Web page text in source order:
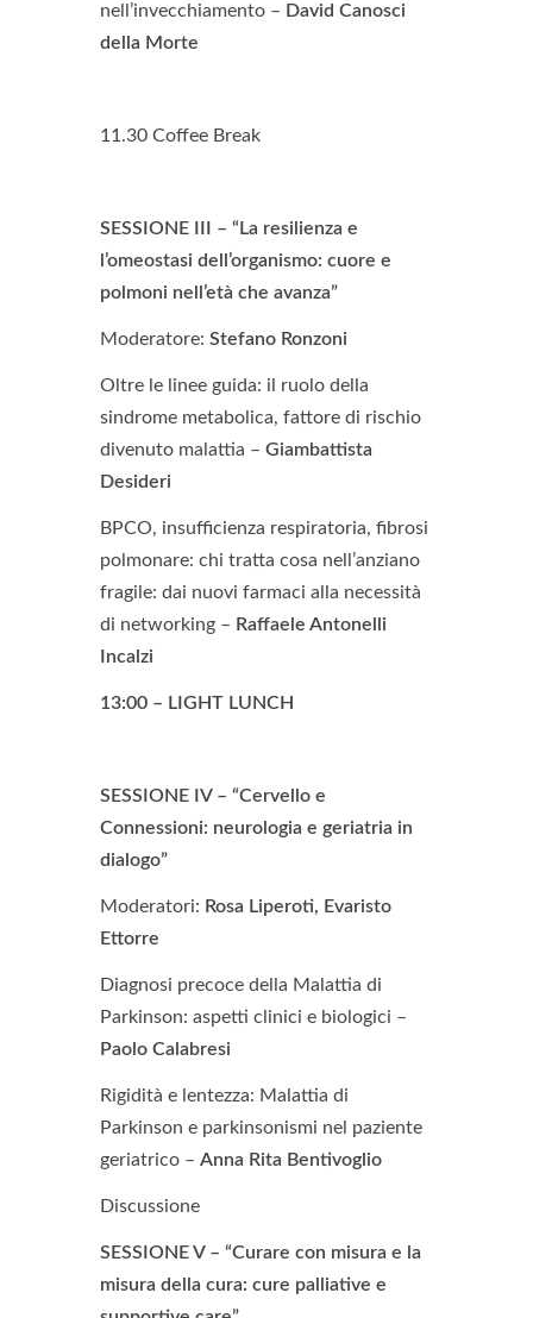
nell’invecchiamento – David Canosci
della Morte
11.30 Coffee Break
SESSIONE III – “La resilienza e
l’omeostasi dell’organismo: cuore e
polmoni nell’età che avanza”
Moderatore: Stefano Ronzoni
Oltre le linee guida: il ruolo della
sindrome metabolica, fattore di rischio
divenuto malattia – Giambattista
Desideri
BPCO, insufficienza respiratoria, fibrosi
polmonare: chi tratta cosa nell’anziano
fragile: dai nuovi farmaci alla necessità
di networking – Raffaele Antonelli
Incalzi
13:00 – LIGHT LUNCH
SESSIONE IV – “Cervello e
Connessioni: neurologia e geriatria in
dialogo”
Moderatori: Rosa Liperoti, Evaristo
Ettorre
Diagnosi precoce della Malattia di
Parkinson: aspetti clinici e biologici –
Paolo Calabresi
Rigidità e lentezza: Malattia di
Parkinson e parkinsonismi nel paziente
geriatrico – Anna Rita Bentivoglio
Discussione
SESSIONE V – “Curare con misura e la
misura della cura: cure palliative e